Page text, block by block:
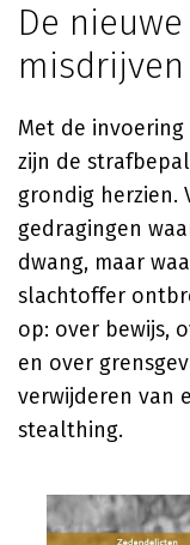
De
misdrijven
Met de invoering
zijn de
grondig herzien.
gedragingen
dwang, maar
slachtoffer
op: over bewijs,
en over
verwijderen van
stealthing.